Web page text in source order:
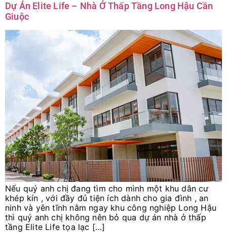
Dự Án Elite Life – Nhà Ở Thấp Tầng Long Hậu Cần
Giuộc
Nếu quý anh chị đang tìm cho mình một khu dân cư
khép kín , với đầy đủ tiện ích dành cho gia đình , an
ninh và yên tĩnh nằm ngay khu công nghiệp Long Hậu
thì quý anh chị không nên bỏ qua dự án nhà ở thấp
tầng Elite Life tọa lạc […]